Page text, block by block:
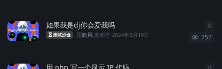
如果我是dj你会爱我吗
测试沙盒 王吹风 发布于 2024年2月19日 757
0